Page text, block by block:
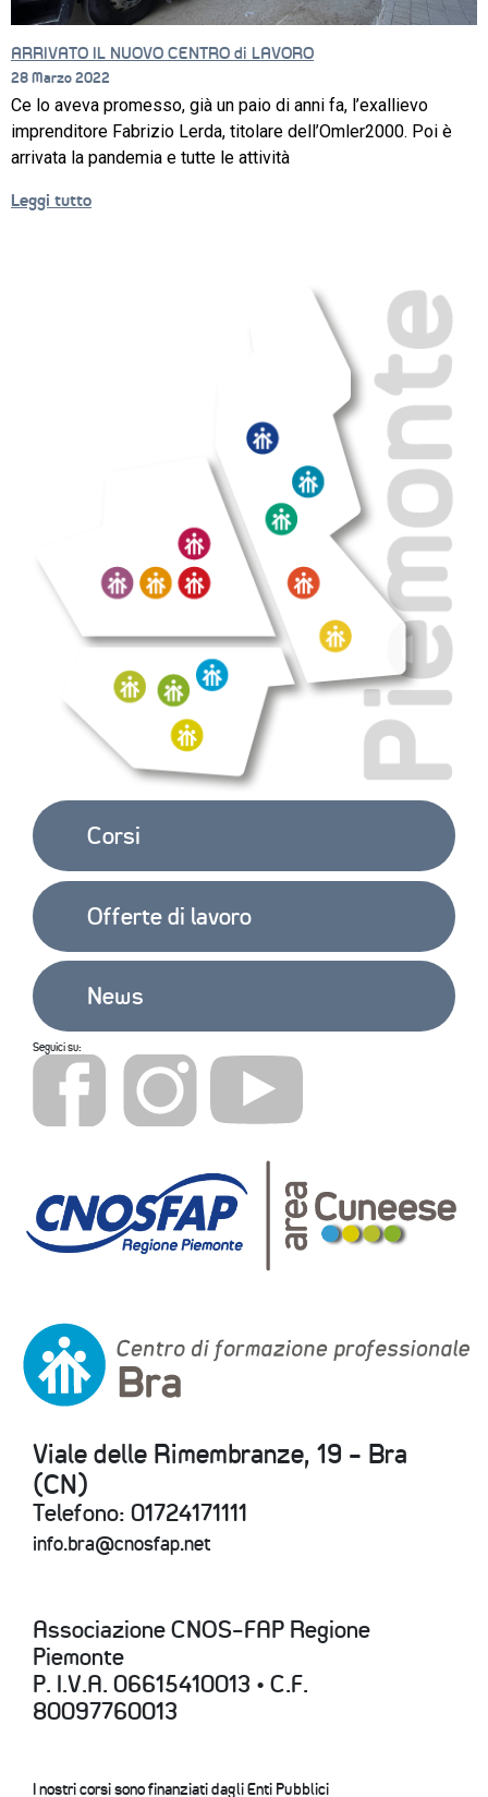
ARRIVATO IL NUOVO CENTRO di LAVORO
28 Marzo 2022
Ce lo aveva promesso, già un paio di anni fa, l’exallievo
imprenditore Fabrizio Lerda, titolare dell’Omler2000. Poi è
arrivata la pandemia e tutte le attività
Leggi tutto
Corsi
Offerte di lavoro
News
Seguici su:
Viale delle Rimembranze, 19 - Bra
(CN)
Telefono: 01724171111
info.bra@cnosfap.net
Associazione CNOS-FAP Regione
Piemonte
P. I.V.A. 06615410013 • C.F.
80097760013
I nostri corsi sono finanziati dagli Enti Pubblici